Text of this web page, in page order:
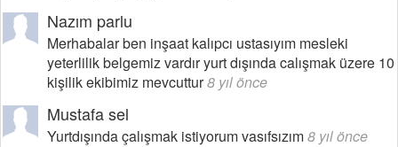
Nazım parlu
Merhabalar ben inşaat kalıpcı ustasıyım mesleki
yeterlilik belgemiz vardır yurt dışında calışmak üzere 10
kişilik ekibimiz mevcuttur8 yıl önce
Mustafa sel
Yurtdışında çalışmak istiyorum vasıfsızım8 yıl önce